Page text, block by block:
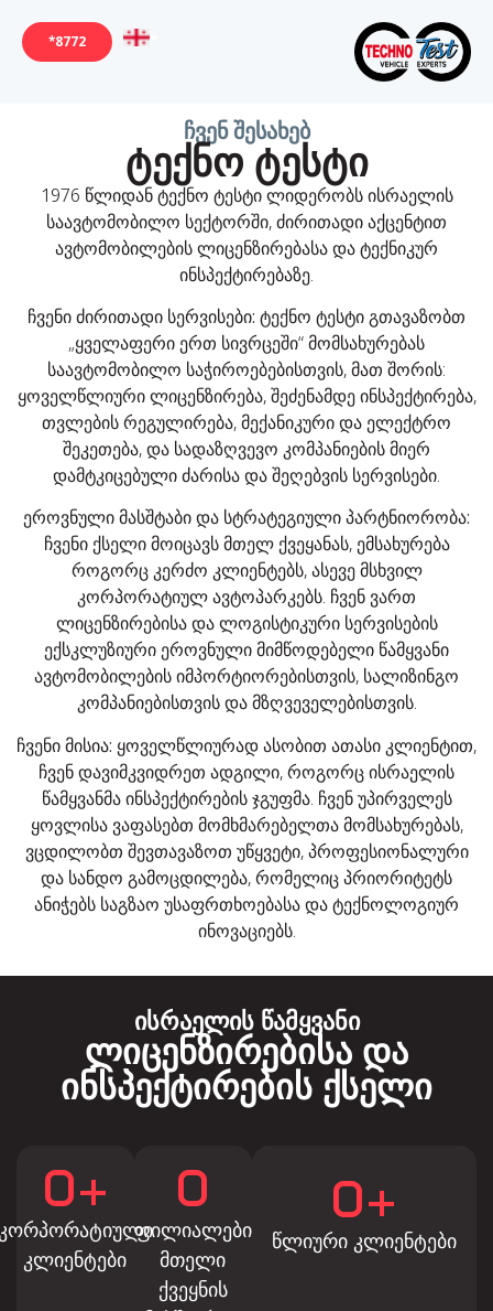
*8772
ჩვენ შესახებ
ტექნო ტესტი
1976 წლიდან ტექნო ტესტი ლიდერობს ისრაელის
საავტომობილო სექტორში, ძირითადი აქცენტით
ავტომობილების ლიცენზირებასა და ტექნიკურ
ინსპექტირებაზე.
ჩვენი ძირითადი სერვისები: ტექნო ტესტი გთავაზობთ
„ყველაფერი ერთ სივრცეში“ მომსახურებას
საავტომობილო საჭიროებებისთვის, მათ შორის:
ყოველწლიური ლიცენზირება, შეძენამდე ინსპექტირება,
თვლების რეგულირება, მექანიკური და ელექტრო
შეკეთება, და სადაზღვევო კომპანიების მიერ
დამტკიცებული ძარისა და შეღებვის სერვისები.
ეროვნული მასშტაბი და სტრატეგიული პარტნიორობა:
ჩვენი ქსელი მოიცავს მთელ ქვეყანას, ემსახურება
როგორც კერძო კლიენტებს, ასევე მსხვილ
კორპორატიულ ავტოპარკებს. ჩვენ ვართ
ლიცენზირებისა და ლოგისტიკური სერვისების
ექსკლუზიური ეროვნული მიმწოდებელი წამყვანი
ავტომობილების იმპორტიორებისთვის, სალიზინგო
კომპანიებისთვის და მზღვეველებისთვის.
ჩვენი მისია: ყოველწლიურად ასობით ათასი კლიენტით,
ჩვენ დავიმკვიდრეთ ადგილი, როგორც ისრაელის
წამყვანმა ინსპექტირების ჯგუფმა. ჩვენ უპირველეს
ყოვლისა ვაფასებთ მომხმარებელთა მომსახურებას,
ვცდილობთ შევთავაზოთ უწყვეტი, პროფესიონალური
და სანდო გამოცდილება, რომელიც პრიორიტეტს
ანიჭებს საგზაო უსაფრთხოებასა და ტექნოლოგიურ
ინოვაციებს.
ისრაელის წამყვანი
ლიცენზირებისა და
ინსპექტირების ქსელი
კლიენტები
0+
წლიური კლიენტები
0+
ფილიალები
მთელი
ქვეყნის
0